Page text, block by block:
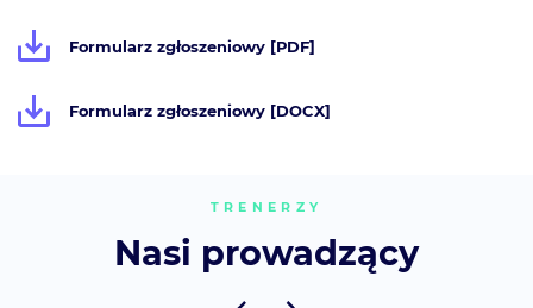
Formularz zgłoszeniowy [PDF]
Formularz zgłoszeniowy [DOCX]
TRENERZY
Nasi prowadzący